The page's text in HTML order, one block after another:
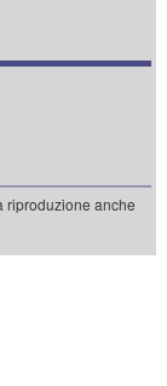
riproduzione anche